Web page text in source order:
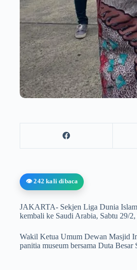
👁️ 242 kali dibaca
JAKARTA- Sekjen Liga Dunia
kembali ke Saudi Arabia, Sabtu 29/
Wakil Ketua Umum Dewan Masjid
panitia museum bersama Duta